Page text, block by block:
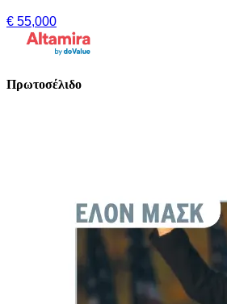
€ 55,000
Πρωτοσέλιδο